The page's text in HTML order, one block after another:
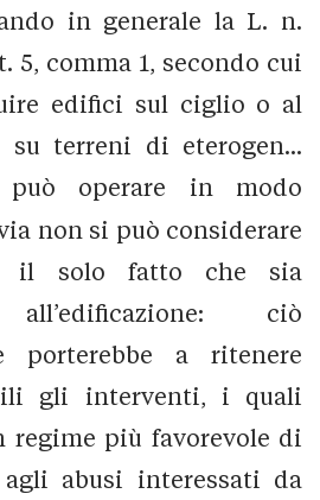
in generale la L. n.
5, comma 1, secondo cui
edifici sul ciglio o al
terreni di eterogen...
operare in modo
non si può considerare
il solo fatto che sia
all’edificazione: ciò
porterebbe a ritenere
gli interventi, i quali
regime più favorevole di
abusi interessati da